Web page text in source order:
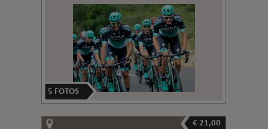
5 FOTOS
€ 21,00